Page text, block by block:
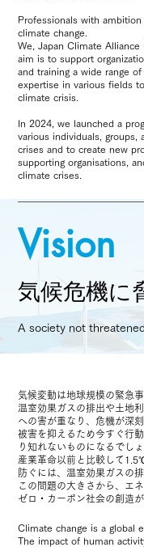
Professionals with
climate change.
We, Japan Climate
aim is to support
and training a wide range
expertise in various fields
climate crisis.
In 2024, we launched a
various individuals, groups,
crises and to create new
supporting organisations,
climate crises.
Vision
気候危機に
A society not
気候変動は地球規模の緊急事
温室効果ガスの排出や土地
への害が重なり、危機が深
被害を抑えるため今すぐ行
り知れないものになるでしょ
産業革命以前と比較して
防ぐには、温室効果ガスの
この問題の大きさから、エ
ゼロ・カーボン社会の創造
Climate change is a global
The impact of human